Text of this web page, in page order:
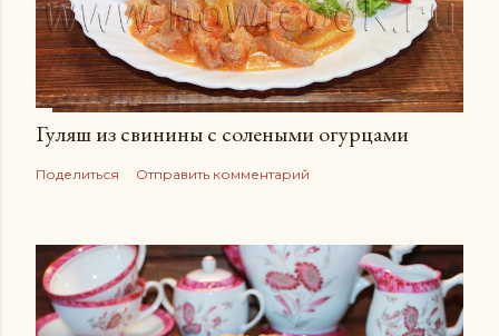
Гуляш из свинины с солеными огурцами
Поделиться Отправить комментарий